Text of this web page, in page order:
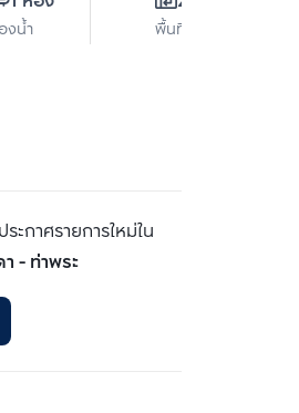
งน้ำ พื้นที่ใช้สอย
กาศรายการใหม่ใน
- ท่าพระ